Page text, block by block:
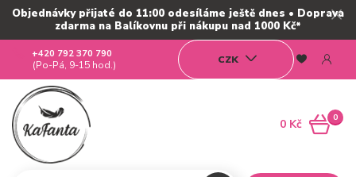
Objednávky přijaté do 11:00 odesíláme ještě dnes • Doprava
zdarma na Balíkovnu při nákupu nad 1000 Kč*
CZK
+420 792 370 790
(Po-Pá, 9-15 hod.)
0
0 Kč